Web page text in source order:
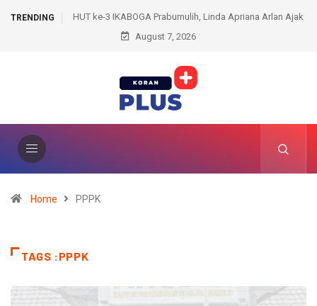
TRENDING
Prabumulih, Linda Apriana Arlan Ajak
Skandal Komersialisasi Piala
Presiden Gianni Infantino
August 7, 2026
Home PPPK
TAGS :PPPK